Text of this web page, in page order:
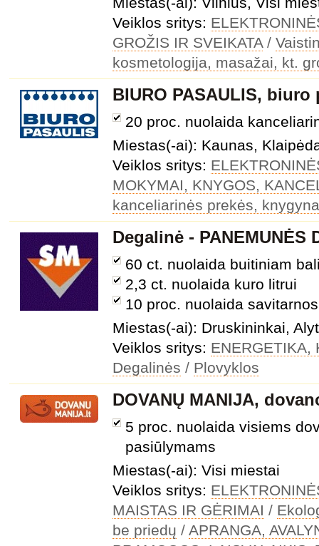
Veiklos sritys:
GROŽIS IR SVEIKATA/
kosmetologija, masažai, kt.
BIURO PASAULIS,
20 proc. nuolaida
Miestas(-ai): Kaunas,
Veiklos sritys:
MOKYMAI, KNYGOS,
kanceliarinės prekės,
Degalinė - PANEMUNĖS
60 ct. nuolaida buitiniam
2,3 ct. nuolaida kuro litrui
10 proc. nuolaida
Miestas(-ai): Druskininkai,
Veiklos sritys: ENERGETIKA,
Degalinės / Plovyklos
DOVANŲ MANIJA,
5 proc. nuolaida visiems
pasiūlymams
Miestas(-ai): Visi miestai
Veiklos sritys:
MAISTAS IR GĖRIMAI /
be priedų / APRANGA,